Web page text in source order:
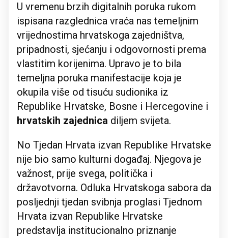
U vremenu brzih digitalnih poruka rukom
ispisana razglednica vraća nas temeljnim
vrijednostima hrvatskoga zajedništva,
pripadnosti, sjećanju i odgovornosti prema
vlastitim korijenima. Upravo je to bila
temeljna poruka manifestacije koja je
okupila više od tisuću sudionika iz
Republike Hrvatske, Bosne i Hercegovine i
hrvatskih zajednica diljem svijeta.
No Tjedan Hrvata izvan Republike Hrvatske
nije bio samo kulturni događaj. Njegova je
važnost, prije svega, politička i
državotvorna. Odluka Hrvatskoga sabora da
posljednji tjedan svibnja proglasi Tjednom
Hrvata izvan Republike Hrvatske
predstavlja institucionalno priznanje